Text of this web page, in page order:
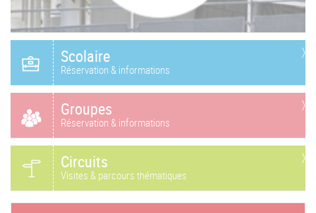
Scolaire
Réservation & informations
Groupes
Réservation & informations
Circuits
Visites & parcours thématiques